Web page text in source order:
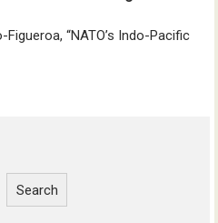
“NATO’s Indo-Pacific
Search